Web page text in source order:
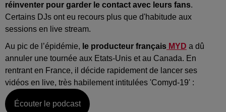
réinventer pour garder le contact avec leurs fans.
Certains DJs ont eu recours plus que d'habitude aux
sessions en live stream.
Au pic de l’épidémie, le producteur français MYD a dû
annuler une tournée aux Etats-Unis et au Canada. En
rentrant en France, il décide rapidement de lancer ses
vidéos en live, très habilement intitulées 'Comyd-19' :
Écouter le podcast